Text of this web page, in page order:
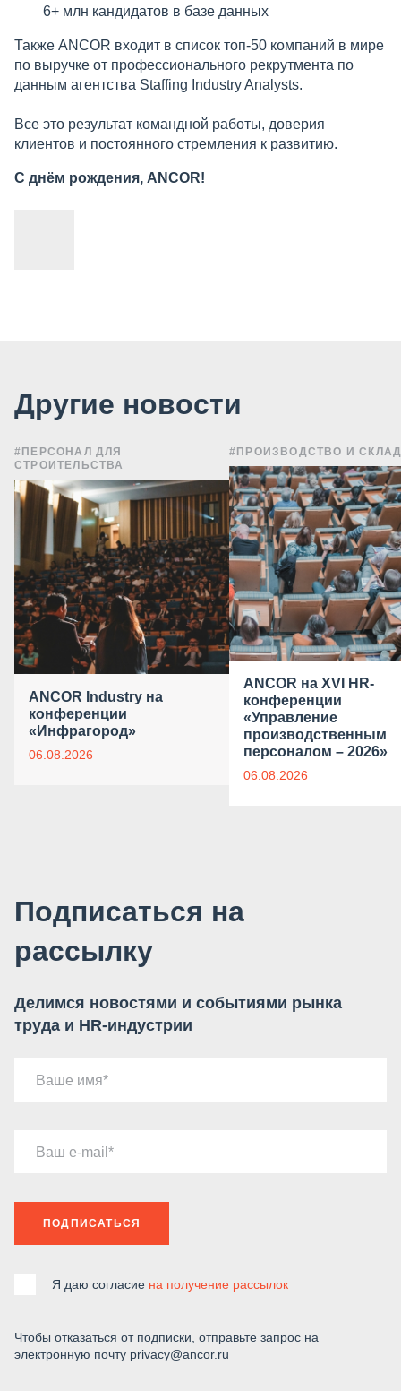
6+ млн кандидатов в базе данных
Также ANCOR входит в список топ-50 компаний в мире
по выручке от профессионального рекрутмента по
данным агентства Staffing Industry Analysts.
Все это результат командной работы, доверия
клиентов и постоянного стремления к развитию.
С днём рождения, ANCOR!
Другие новости
#ПЕРСОНАЛ ДЛЯ
СТРОИТЕЛЬСТВА
ANCOR Industry на
конференции
«Инфрагород»
06.08.2026
#ПРОИЗВОДСТВО И
ANCOR на XVI HR-
конференции
«Управление
производственным
персоналом – 2026»
06.08.2026
Подписаться на
рассылку
Делимся новостями и событиями рынка
труда и HR-индустрии
Ваше имя
Ваш e-mail
ПОДПИСАТЬСЯ
Я даю согласие на получение рассылок
Чтобы отказаться от подписки, отправьте запрос на
электронную почту privacy@ancor.ru